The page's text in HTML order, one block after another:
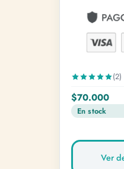
(2)
$70.000
En stock
Ver